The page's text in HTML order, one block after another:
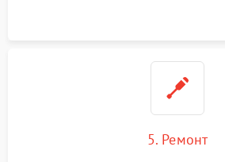
5. Ремонт